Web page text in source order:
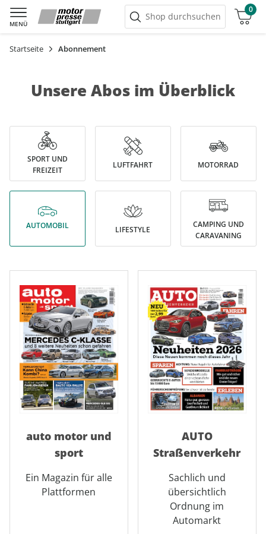
MENÜ
Shop durchsuchen
0
Warenkorb
Startseite Abonnement
Unsere Abos im Überblick
SPORT UND
FREIZEIT
LUFTFAHRT MOTORRAD
AUTOMOBIL LIFESTYLE
CAMPING UND
CARAVANING
auto motor und
sport
Ein Magazin für alle
Plattformen
AUTO
Straßenverkehr
Sachlich und
übersichtlich
Ordnung im
Automarkt